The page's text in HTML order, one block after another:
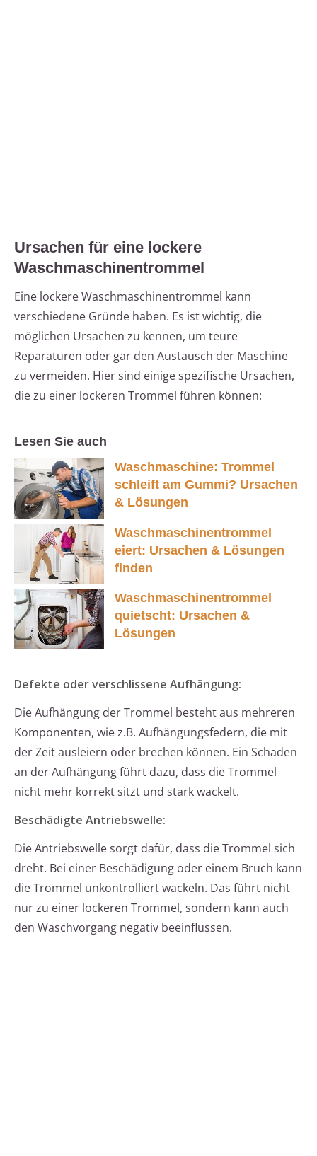
Ursachen für eine lockere
Waschmaschinentrommel
Eine lockere Waschmaschinentrommel kann
verschiedene Gründe haben. Es ist wichtig, die
möglichen Ursachen zu kennen, um teure
Reparaturen oder gar den Austausch der Maschine
zu vermeiden. Hier sind einige spezifische Ursachen,
die zu einer lockeren Trommel führen können:
Lesen Sie auch
Waschmaschine: Trommel
schleift am Gummi? Ursachen
& Lösungen
Waschmaschinentrommel
eiert: Ursachen & Lösungen
finden
Waschmaschinentrommel
quietscht: Ursachen &
Lösungen
Defekte oder verschlissene Aufhängung:
Die Aufhängung der Trommel besteht aus mehreren
Komponenten, wie z.B. Aufhängungsfedern, die mit
der Zeit ausleiern oder brechen können. Ein Schaden
an der Aufhängung führt dazu, dass die Trommel
nicht mehr korrekt sitzt und stark wackelt.
Beschädigte Antriebswelle:
Die Antriebswelle sorgt dafür, dass die Trommel sich
dreht. Bei einer Beschädigung oder einem Bruch kann
die Trommel unkontrolliert wackeln. Das führt nicht
nur zu einer lockeren Trommel, sondern kann auch
den Waschvorgang negativ beeinflussen.